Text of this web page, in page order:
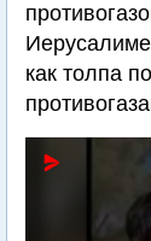
как толпа